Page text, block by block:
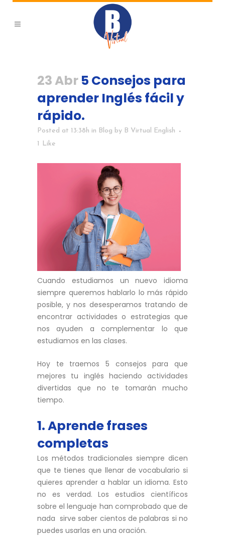
23 Abr 5 Consejos para
aprender Inglés fácil y
rápido.
Posted at 13:38h in Blog by B Virtual English
1 Like
Cuando estudiamos un nuevo idioma
siempre queremos hablarlo lo más rápido
posible, y nos desesperamos tratando de
encontrar actividades o estrategias que
nos ayuden a complementar lo que
estudiamos en las clases.
Hoy te traemos 5 consejos para que
mejores tu inglés haciendo actividades
divertidas que no te tomarán mucho
tiempo.
1. Aprende frases
completas
Los métodos tradicionales siempre dicen
que te tienes que llenar de vocabulario si
quieres aprender a hablar un idioma. Esto
no es verdad. Los estudios científicos
sobre el lenguaje han comprobado que de
nada sirve saber cientos de palabras si no
puedes usarlas en una oración.